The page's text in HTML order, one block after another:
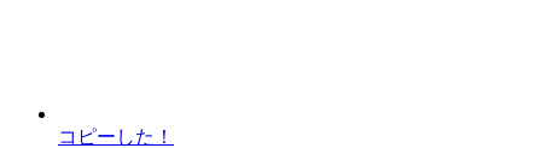
コピーした！